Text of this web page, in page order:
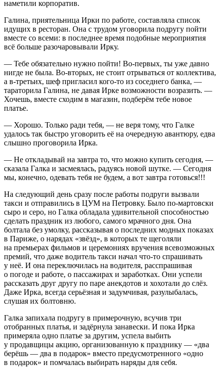
наметили корпоратив.
Галина, приятельница Ирки по работе, составляла список
идущих в ресторан. Она с трудом уговорила подругу пойти
вместе со всеми: в последнее время подобные мероприятия
всё больше разочаровывали Ирку.
— Тебе обязательно нужно пойти! Во-первых, ты уже давно
нигде не была. Во-вторых, не стоит отрываться от коллектива,
а в-третьих, шеф пригласил кого-то из соседнего банка, —
тараторила Галина, не давая Ирке возможности возразить. —
Хочешь, вместе сходим в магазин, подберём тебе новое
платье.
— Хорошо. Только ради тебя, — не веря тому, что Галке
удалось так быстро уговорить её на очередную авантюру, едва
слышно проговорила Ирка.
— Не откладывай на завтра то, что можно купить сегодня, —
сказала Галка и засмеялась, радуясь новой шутке. — Сегодня
мы, конечно, одевать тебя не будем, а вот завтра готовься!!!
На следующий день сразу после работы подруги вызвали
такси и отправились в ЦУМ на Петровку. Было по-мартовски
сыро и серо, но Галка обладала удивительной способностью
сделать праздник из любого, самого мрачного дня. Она
болтала без умолку, рассказывая о последних модных показах
в Париже, о нарядах «звёзд», в которых те щеголяли
на премьерах фильмов и церемониях вручения всевозможных
премий, что даже водитель такси начал что-то спрашивать
у неё. И она переключилась на водителя, расспрашивая
о погоде и работе, о пассажирах и заработках. Они успели
рассказать друг другу по паре анекдотов и хохотали до слёз.
Даже Ирка, всегда серьёзная и задумчивая, разулыбалась,
слушая их болтовню.
Галка запихала подругу в примерочную, всучив три
отобранных платья, и задёрнула занавески. И пока Ирка
примеряла одно платье за другим, успела выбить
у продавщицы акцию, организованную к празднику — «два
берёшь — два в подарок» вместо предусмотренного «одно
в подарок» и помчалась выбирать наряды для себя.